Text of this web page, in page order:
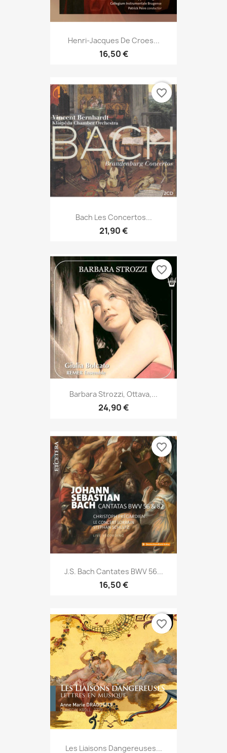
Henri-Jacques De Croes...
16,50 €
Bach Les Concertos...
21,90 €
favorite_border
Barbara Strozzi, Ottava,...
24,90 €
favorite_border
J.S. Bach Cantates BWV 56...
16,50 €
favorite_border
Les Liaisons Dangereuses...
favorite_border